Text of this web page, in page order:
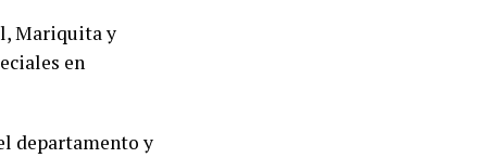
Mariquita y
en
departamento y